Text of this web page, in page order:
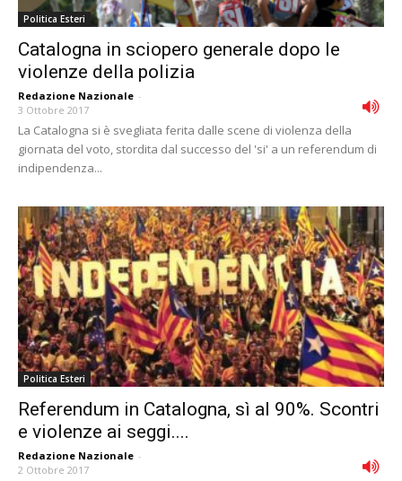
Politica Esteri
Catalogna in sciopero generale dopo le
violenze della polizia
Redazione Nazionale -
3 Ottobre 2017
La Catalogna si è svegliata ferita dalle scene di violenza della
giornata del voto, stordita dal successo del 'si' a un referendum di
indipendenza...
Politica Esteri
Referendum in Catalogna, sì al 90%. Scontri
e violenze ai seggi....
Redazione Nazionale -
2 Ottobre 2017